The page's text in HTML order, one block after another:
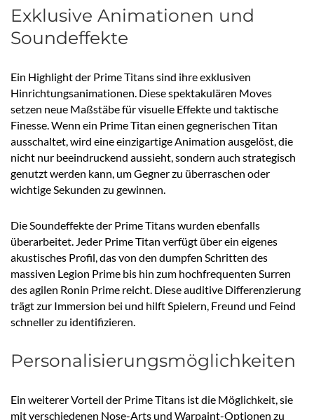
Exklusive Animationen und
Soundeffekte
Ein Highlight der Prime Titans sind ihre exklusiven
Hinrichtungsanimationen. Diese spektakulären Moves
setzen neue Maßstäbe für visuelle Effekte und taktische
Finesse. Wenn ein Prime Titan einen gegnerischen Titan
ausschaltet, wird eine einzigartige Animation ausgelöst, die
nicht nur beeindruckend aussieht, sondern auch strategisch
genutzt werden kann, um Gegner zu überraschen oder
wichtige Sekunden zu gewinnen.
Die Soundeffekte der Prime Titans wurden ebenfalls
überarbeitet. Jeder Prime Titan verfügt über ein eigenes
akustisches Profil, das von den dumpfen Schritten des
massiven Legion Prime bis hin zum hochfrequenten Surren
des agilen Ronin Prime reicht. Diese auditive Differenzierung
trägt zur Immersion bei und hilft Spielern, Freund und Feind
schneller zu identifizieren.
Personalisierungsmöglichkeiten
Ein weiterer Vorteil der Prime Titans ist die Möglichkeit, sie
mit verschiedenen Nose-Arts und Warpaint-Optionen zu